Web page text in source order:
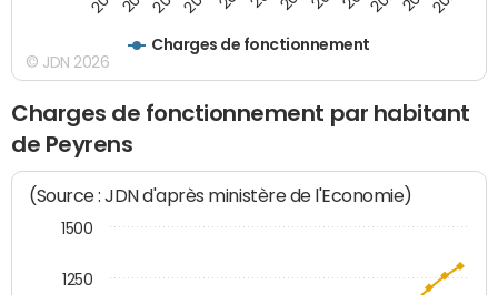
Charges de fonctionnement
© JDN 2026
Charges de fonctionnement par habitant
de Peyrens
(Source : JDN d'après ministère de l'Economie)
1250
1500